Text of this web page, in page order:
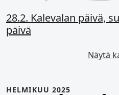
28.2. Kalevalan päivä,
päivä
Näytä
HELMIKUU 2025